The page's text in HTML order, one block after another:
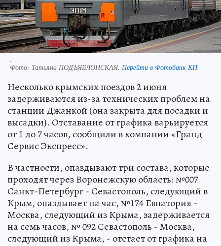
.
Фото: Татьяна ПОДЪЯБЛОНСКАЯ. Перейти в Фотобанк КП
Несколько крымских поездов 2 июня
задерживаются из-за технических проблем на
станции Джанкой (она закрыта для посадки и
высадки). Отставание от графика варьируется
от 1 до 7 часов, сообщили в компании «Гранд
Сервис Экспресс».
В частности, опаздывают три состава, которые
проходят через Воронежскую область: №007
Санкт-Петербург - Севастополь, следующий в
Крым, опаздывает на час, №174 Евпатория -
Москва, следующий из Крыма, задерживается
на семь часов, № 092 Севастополь - Москва,
следующий из Крыма, - отстает от графика на